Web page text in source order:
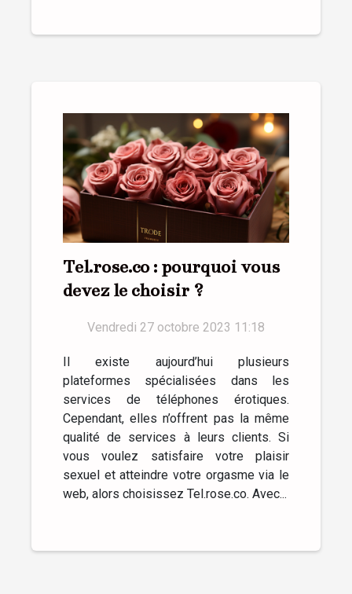
Tel.rose.co : pourquoi vous
devez le choisir ?
Vendredi 27 octobre 2023 11:18
Il existe aujourd’hui plusieurs
plateformes spécialisées dans les
services de téléphones érotiques.
Cependant, elles n’offrent pas la même
qualité de services à leurs clients. Si
vous voulez satisfaire votre plaisir
sexuel et atteindre votre orgasme via le
web, alors choisissez Tel.rose.co. Avec...